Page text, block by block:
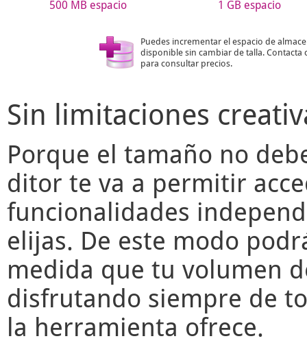
500 MB espacio
1 GB espacio
Puedes incrementar el espacio de
disponible sin cambiar de talla. Contacta
para consultar precios.
Sin limitaciones
Porque el tamaño no
ditor te va a permitir
funcionalidades
elijas. De este modo
medida que tu volumen
disfrutando siempre de
la herramienta ofrece.